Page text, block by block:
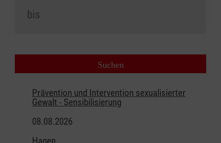
Prävention und Intervention sexualisierter
Gewalt - Sensibilisierung
08.08.2026
Hagen